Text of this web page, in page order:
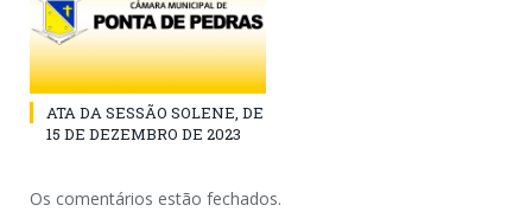
ATA DA SESSÃO SOLENE, DE
15 DE DEZEMBRO DE 2023
Os comentários estão fechados.